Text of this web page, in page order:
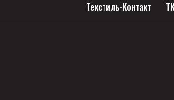
Текстиль-Контакт